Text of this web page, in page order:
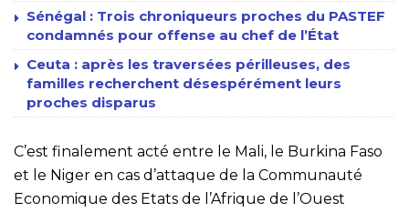
Sénégal : Trois chroniqueurs proches du PASTEF
condamnés pour offense au chef de l’État
Ceuta : après les traversées périlleuses, des
familles recherchent désespérément leurs
proches disparus
C’est finalement acté entre le Mali, le Burkina Faso
et le Niger en cas d’attaque de la Communauté
Economique des Etats de l’Afrique de l’Ouest